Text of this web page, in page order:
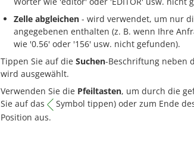
Zelle abgleichen - wird verwendet, um nur
angegebenen enthalten (z. B. wenn Ihre
wie '0.56' oder '156' usw. nicht gefunden).
Tippen Sie auf die Suchen-Beschriftung neben
wird ausgewählt.
Verwenden Sie die Pfeiltasten, um durch die
Sie auf das
Symbol tippen) oder zum Ende
Position aus.